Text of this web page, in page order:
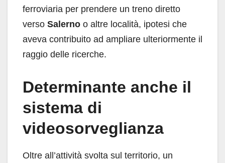
ferroviaria per prendere un treno diretto
verso Salerno o altre località, ipotesi che
aveva contribuito ad ampliare ulteriormente il
raggio delle ricerche.
Determinante anche il
sistema di
videosorveglianza
Oltre all’attività svolta sul territorio, un